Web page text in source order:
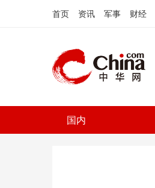
首页 资讯 军事 财经
国内